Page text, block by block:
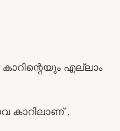
എല്ലാം
കാറിലാണ് .